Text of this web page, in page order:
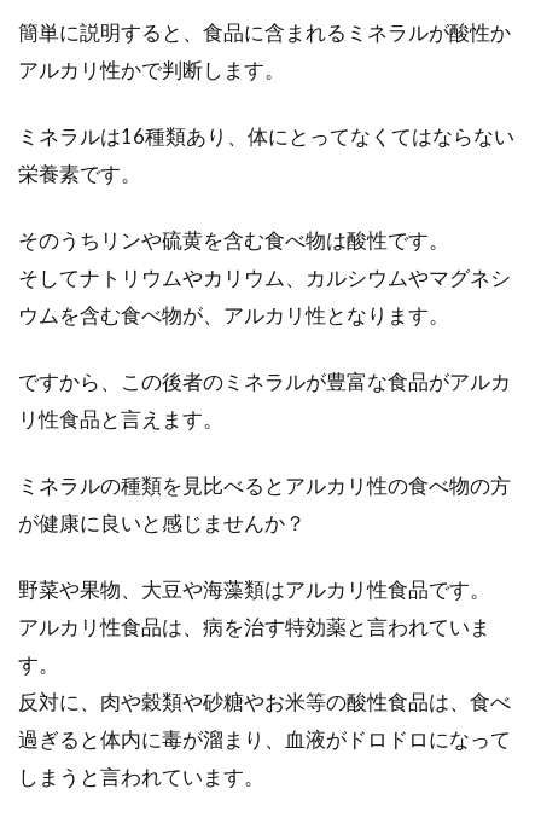
調味料や食品添加物で！？
すよね。惣菜や、レトルト食品、冷凍食品など
精製塩は本当に危険なのか、摂取基
準から考察してみた
す。その煽りを受け精製塩の危険性を投げかけ
る記事が...
電子レンジで簡単に野菜料理を作る
電子レンジで野菜を加熱すると、水分が抜けて
パサパサになってしまったり、固くなってしま
簡単に説明すると、食品に含まれるミネラルが酸性か
アルカリ性かで判断します。
ミネラルは16種類あり、体にとってなくてはならない
栄養素です。
そのうちリンや硫黄を含む食べ物は酸性です。
そしてナトリウムやカリウム、カルシウムやマグネシ
ウムを含む食べ物が、アルカリ性となります。
ですから、この後者のミネラルが豊富な食品がアルカ
リ性食品と言えます。
ミネラルの種類を見比べるとアルカリ性の食べ物の方
が健康に良いと感じませんか？
野菜や果物、大豆や海藻類はアルカリ性食品です。
アルカリ性食品は、病を治す特効薬と言われていま
す。
反対に、肉や穀類や砂糖やお米等の酸性食品は、食べ
過ぎると体内に毒が溜まり、血液がドロドロになって
しまうと言われています。